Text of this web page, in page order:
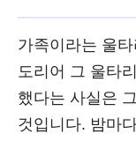
가족이라는 울
도리어 그 울타
했다는 사실은
것입니다. 밤마